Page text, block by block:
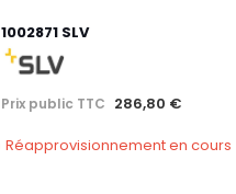
1002871 SLV
Prix public TTC 286,80 €
Réapprovisionnement en cours